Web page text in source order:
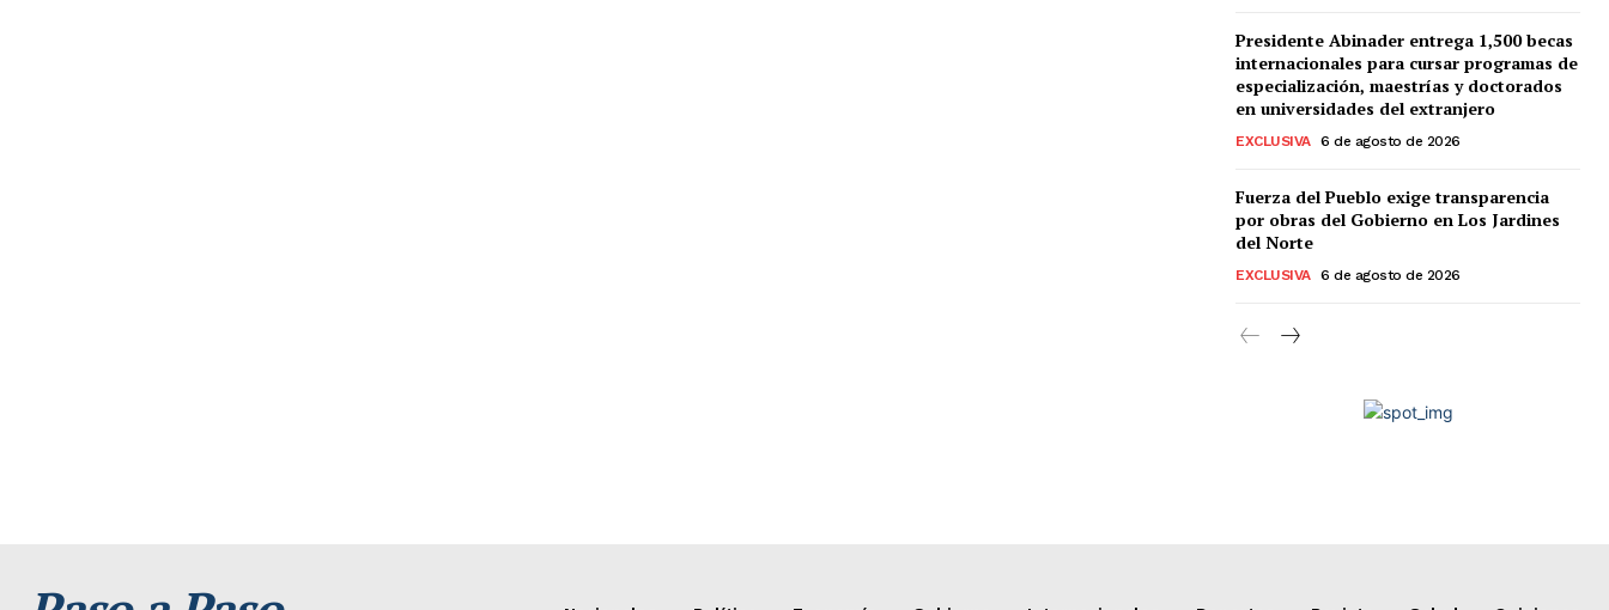
Presidente Abinader entrega 1,500 becas
internacionales para cursar programas de
especialización, maestrías y doctorados
en universidades del extranjero
EXCLUSIVA 6 de agosto de 2026
Fuerza del Pueblo exige transparencia
por obras del Gobierno en Los Jardines
del Norte
EXCLUSIVA 6 de agosto de 2026